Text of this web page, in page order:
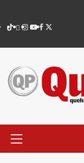
contenido
TikTok
threads
Instagram
Youtube
Facebook
X
principal